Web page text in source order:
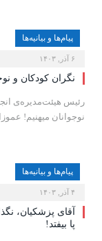
پیام‌ها و بیانیه‌ها
۶ آذر, ۱۴۰۳
نگران کودکان و
رئیس هیئت‌مدیره‌ی
نوجوانان میهنیم!
پیام‌ها و بیانیه‌ها
۴ آذر, ۱۴۰۳
آقای پزشکیان،
پا بیفتد!